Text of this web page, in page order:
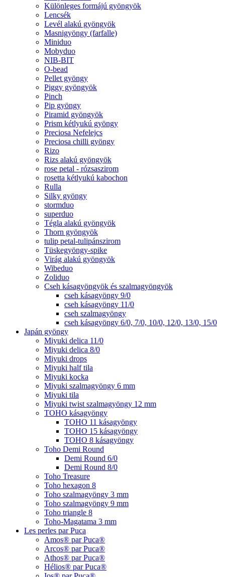
Különleges formájú gyöngyök
Lencsék
Levél alakú gyöngyök
Masnigyöngy (farfalle)
Miniduo
Mobyduo
NIB-BIT
O-bead
Pellet gyöngy
Piggy gyöngyök
Pinch
Pip gyöngy
Piramid gyöngyök
Prism kétlyukú gyöngy
Preciosa Nefelejcs
Preciosa chilli gyöngy
Rizo
Rizs alakú gyöngyök
rose petal - rózsaszirom
rosetta kétlyukú kabochon
Rulla
Silky gyöngy
stormduo
superduo
Tégla alakú gyöngyök
Thorn gyöngyök
tulip petal-tulipánszirom
Tüskegyöngy-spike
Virág alakú gyöngyök
Wibeduo
Zoliduo
Cseh kásagyöngyök és szalmagyöngyök
cseh kásagyöngy 9/0
cseh kásagyöngy 11/0
cseh szalmagyöngy
cseh kásagyöngy 6/0, 7/0, 10/0, 12/0, 13/0, 15/0
Japán gyöngy
Miyuki delica 11/0
Miyuki delica 8/0
Miyuki drops
Miyuki half tila
Miyuki kocka
Miyuki szalmagyöngy 6 mm
Miyuki tila
Miyuki twist szalmagyöngy 12 mm
TOHO kásagyöngy
TOHO 11 kásagyöngy
TOHO 15 kásagyöngy
TOHO 8 kásagyöngy
Toho Demi Round
Demi Round 6/0
Demi Round 8/0
Toho Treasure
Toho hexagon 8
Toho szalmagyöngy 3 mm
Toho szalmagyöngy 9 mm
Toho triangle 8
Toho-Magatama 3 mm
Les perles par Puca
Amos® par Puca®
Arcos® par Puca®
Athos® par Puca®
Hélios® par Puca®